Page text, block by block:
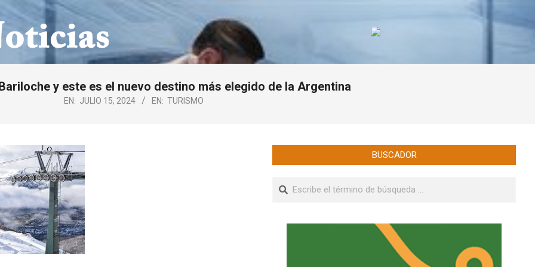
y este es el nuevo destino más elegido de la Argentina
EN: JULIO 15, 2024 EN: TURISMO
BUSCADOR
Buscar